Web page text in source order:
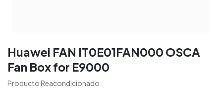
Huawei FAN IT0E01FAN000 OSCA
Fan Box for E9000
Producto Reacondicionado